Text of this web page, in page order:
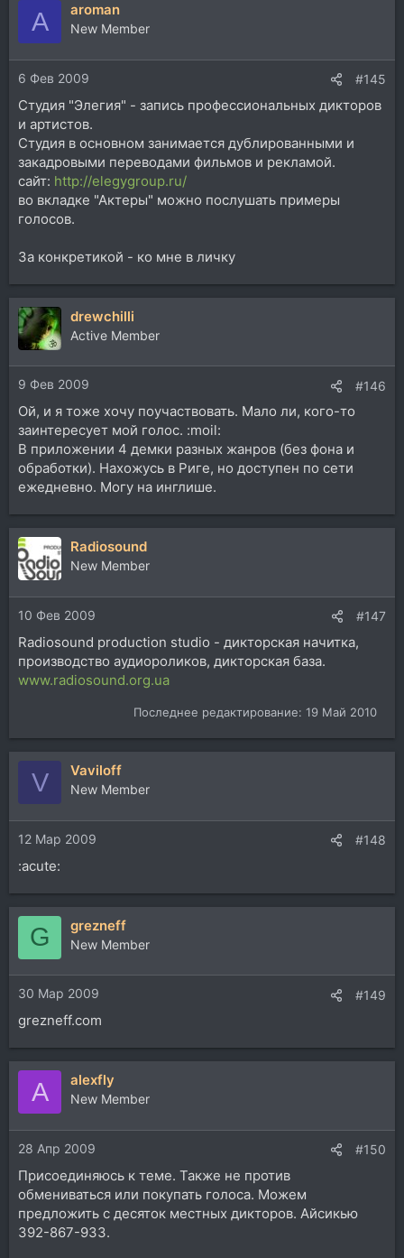
A aroman
New Member
6 Фев 2009 #145
Студия "Элегия" - запись профессиональных дикторов
и артистов.
Студия в основном занимается дублированными и
закадровыми переводами фильмов и рекламой.
сайт: http://elegygroup.ru/
во вкладке "Актеры" можно послушать примеры
голосов.
За конкретикой - ко мне в личку
drewchilli
Active Member
9 Фев 2009 #146
Ой, и я тоже хочу поучаствовать. Мало ли, кого-то
заинтересует мой голос. :moil:
В приложении 4 демки разных жанров (без фона и
обработки). Нахожусь в Риге, но доступен по сети
ежедневно. Могу на инглише.
Radiosound
New Member
10 Фев 2009 #147
Radiosound production studio - дикторская начитка,
производство аудиороликов, дикторская база.
www.radiosound.org.ua
Последнее редактирование: 19 Май 2010
V Vaviloff
New Member
12 Мар 2009 #148
:acute:
G grezneff
New Member
30 Мар 2009 #149
grezneff.com
A alexfly
New Member
28 Апр 2009 #150
Присоединяюсь к теме. Также не против
обмениваться или покупать голоса. Можем
предложить с десяток местных дикторов. Айсикью
392-867-933.